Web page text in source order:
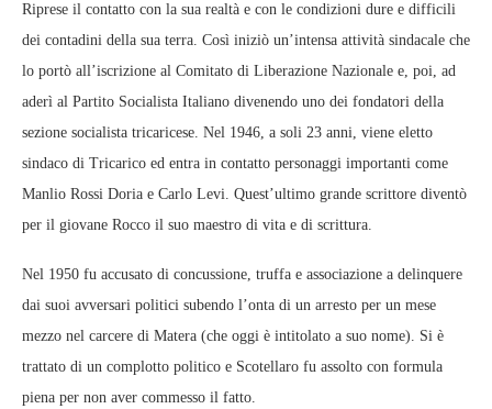
Riprese il contatto con la sua realtà e con le condizioni dure e difficili
dei contadini della sua terra. Così iniziò un’intensa attività sindacale che
lo portò all’iscrizione al Comitato di Liberazione Nazionale e, poi, ad
aderì al Partito Socialista Italiano divenendo uno dei fondatori della
sezione socialista tricaricese. Nel 1946, a soli 23 anni, viene eletto
sindaco di Tricarico ed entra in contatto personaggi importanti come
Manlio Rossi Doria e Carlo Levi. Quest’ultimo grande scrittore diventò
per il giovane Rocco il suo maestro di vita e di scrittura.
Nel 1950 fu accusato di concussione, truffa e associazione a delinquere
dai suoi avversari politici subendo l’onta di un arresto per un mese
mezzo nel carcere di Matera (che oggi è intitolato a suo nome). Si è
trattato di un complotto politico e Scotellaro fu assolto con formula
piena per non aver commesso il fatto.